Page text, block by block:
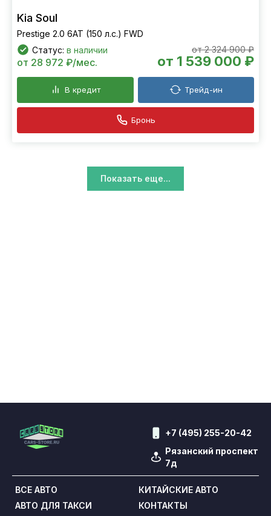
Kia Soul
Prestige 2.0 6АТ (150 л.с.) FWD
Статус: в наличии от 2 324 900 ₽
от 1 539 000 ₽
от 28 972 ₽/мес.
В кредит Трейд-ин
Бронь
Показать еще...
+7 (495) 255-20-42
Рязанский проспект
7д
ВСЕ АВТО
КИТАЙСКИЕ АВТО
АВТО ДЛЯ ТАКСИ
КОНТАКТЫ